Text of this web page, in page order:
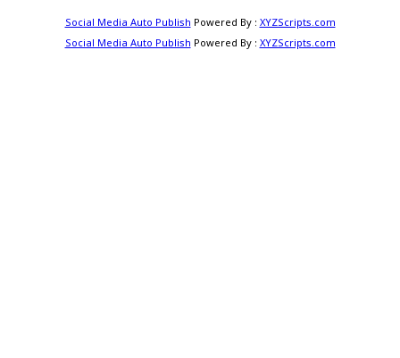
Social Media Auto Publish Powered By : XYZScripts.com
Social Media Auto Publish Powered By : XYZScripts.com